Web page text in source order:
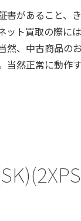
があること、
ト買取の際に
、中古商品の
然正常に動作